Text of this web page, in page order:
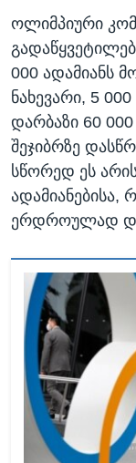
ოლიმპიური
000 ადამიანს
ნახევარი, 5
დარბაზი 60 000
შეჯიბრზე
სწორედ ეს
ადამიანებისა,
ერდროულად